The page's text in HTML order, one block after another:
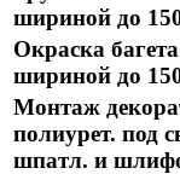
шириной до
Окраска
шириной до
Монтаж
полиурет. под
шпатл. и